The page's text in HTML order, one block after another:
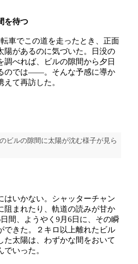
を待つ
車でこの道を走ったとき、正面
陽があるのに気づいた。日没の
調べれば、ビルの隙間から夕日
のでは――。そんな予感に導か
て再訪した。
ビルの隙間に太陽が沈む様子が見ら
いかない。シャッターチャン
阻まれたり、軌道の読みが甘か
間、ようやく9月6日に、その瞬
できた。２キロ以上離れたビル
た太陽は、わずかな間をおいて
いった。